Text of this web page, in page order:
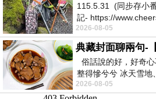
115.5.31 (同步存小
記- https://
2026-08-05
典藏封面聊兩句-
俗話說的好，好奇
整得慘兮兮 冰天雪地
人尋什麼寶？ 人家追
2026-08-05